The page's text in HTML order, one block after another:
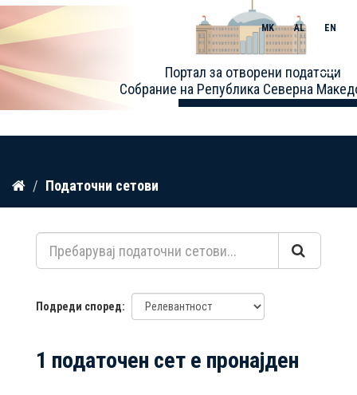
Прескокнете
содржина
Портал за отворени податоци
Собрание на Република Северна
MK AL EN
Toggle
Податочни сетови
Подреди според
1 податочен сет е пронајден